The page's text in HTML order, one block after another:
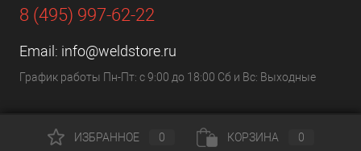
8 (495) 997-62-22
Email: info@weldstore.ru
График работы Пн-Пт: с 9:00 до 18:00 Сб и Вс: Выходные
ИЗБРАННОЕ 0 КОРЗИНА 0